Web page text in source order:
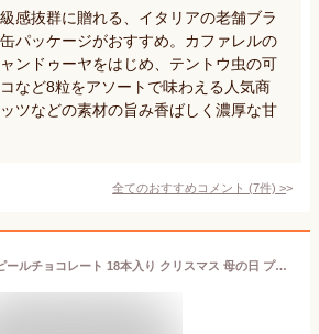
感抜群に贈れる、イタリアの老舗ブラ
パッケージがおすすめ。カファレルの
ンドゥーヤをはじめ、テントウ虫の可
など8粒をアソートで味わえる人気商
ツなどの素材の旨み香ばしく濃厚な甘
全てのおすすめコメント (7件) >
デメル オレンジピールチョコレート 18本入り クリスマス 母の日 プレゼント 御中元 お中元 ギフト お返し 東京 お土産 誕生日 父の日 お取り寄せ バレンタインチョコ バレンタインデー ホワイトデー